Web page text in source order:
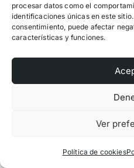
procesar datos como el
identificaciones únicas en este
consentimiento, puede afectar
características y funciones.
Ver
Política de cookies
©2026 BeHarpy - Quim Roca
Aviso legal
Política de privacidad